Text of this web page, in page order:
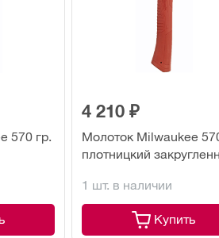
570 гр.
4 210 ₽
Молоток Milwaukee
плотницкий
1 шт. в наличии
Купить